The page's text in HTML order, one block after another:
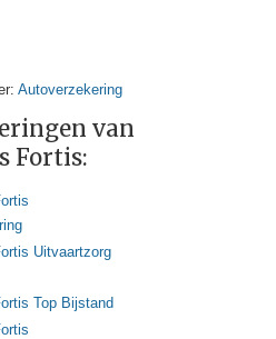
Autoverzekering
van
Fortis:
Uitvaartzorg
Top Bijstand